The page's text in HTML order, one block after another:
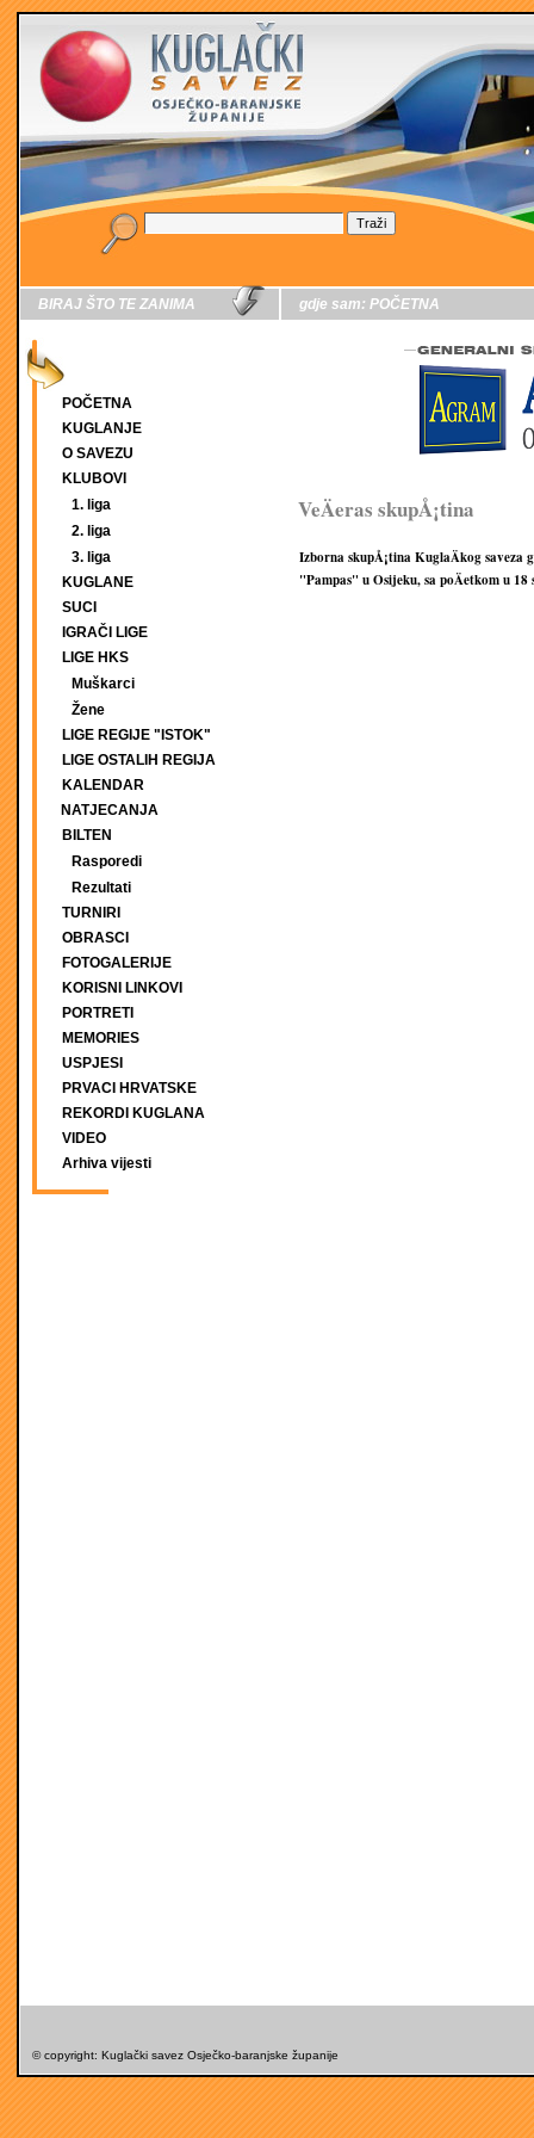
BIRAJ ŠTO TE ZANIMA
POČETNA
KUGLANJE
O SAVEZU
KLUBOVI
1. liga
2. liga
3. liga
KUGLANE
SUCI
IGRAČI LIGE
LIGE HKS
Muškarci
Žene
LIGE REGIJE "ISTOK"
LIGE OSTALIH REGIJA
KALENDAR
NATJECANJA
BILTEN
Rasporedi
Rezultati
TURNIRI
OBRASCI
FOTOGALERIJE
KORISNI LINKOVI
PORTRETI
MEMORIES
USPJESI
PRVACI HRVATSKE
REKORDI KUGLANA
VIDEO
Arhiva vijesti
gdje sam: POČETNA
VeÄeras skupÅ¡tina
Izborna skupÅ¡tina KuglaÄkog saveza
"Pampas" u Osijeku, sa poÄetkom u 18
© copyright: Kuglački savez Osječko-baranjske županije